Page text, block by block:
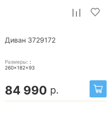
Диван 3729172
Размеры: :
260x182x93
84 990 р.